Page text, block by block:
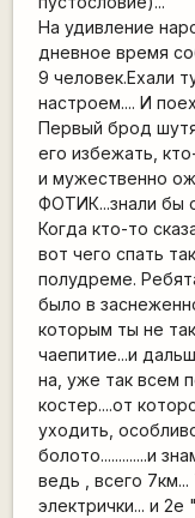
На удивление
дневное время
9 человек.Ехали
настроем.... И
Первый брод
его избежать,
и мужественно
ФОТИК...знали бы
Когда кто-то
вот чего спать
полудреме.
было в
которым ты не
чаепитие...и
на, уже так всем
костер....от
уходить,
болото.............и
ведь , всего
электрички... и